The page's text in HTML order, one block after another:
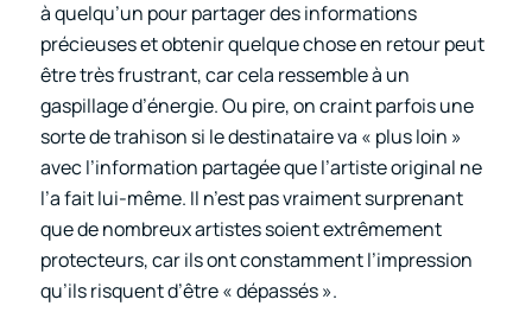
à quelqu’un pour partager des informations
précieuses et obtenir quelque chose en retour peut
être très frustrant, car cela ressemble à un
gaspillage d’énergie. Ou pire, on craint parfois une
sorte de trahison si le destinataire va « plus loin »
avec l’information partagée que l’artiste original ne
l’a fait lui-même. Il n’est pas vraiment surprenant
que de nombreux artistes soient extrêmement
protecteurs, car ils ont constamment l’impression
qu’ils risquent d’être « dépassés ».